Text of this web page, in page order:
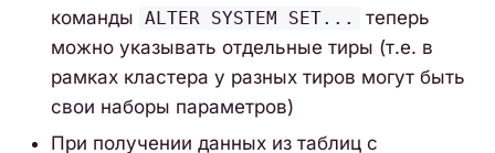
команды ALTER SYSTEM SET...
теперь
можно указывать отдельные тиры (т.е. в
рамках кластера у разных тиров могут быть
свои наборы параметров)
При получении данных из таблиц с